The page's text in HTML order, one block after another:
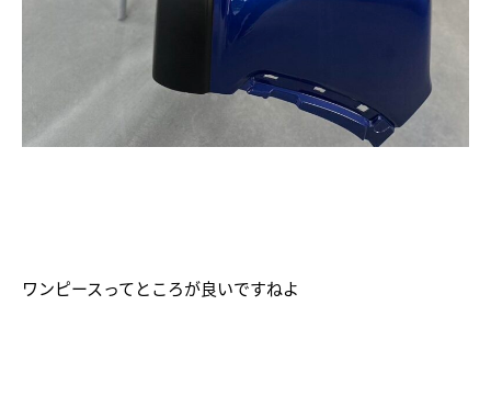
ワンピースってところが良いですねよ